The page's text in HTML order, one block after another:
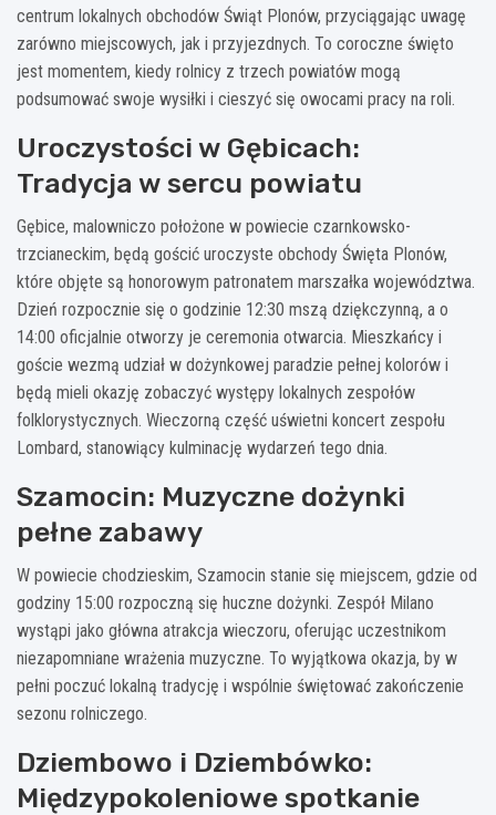
centrum lokalnych obchodów Świąt Plonów, przyciągając uwagę
zarówno miejscowych, jak i przyjezdnych. To coroczne święto
jest momentem, kiedy rolnicy z trzech powiatów mogą
podsumować swoje wysiłki i cieszyć się owocami pracy na roli.
Uroczystości w Gębicach:
Tradycja w sercu powiatu
Gębice, malowniczo położone w powiecie czarnkowsko-
trzcianeckim, będą gościć uroczyste obchody Święta Plonów,
które objęte są honorowym patronatem marszałka województwa.
Dzień rozpocznie się o godzinie 12:30 mszą dziękczynną, a o
14:00 oficjalnie otworzy je ceremonia otwarcia. Mieszkańcy i
goście wezmą udział w dożynkowej paradzie pełnej kolorów i
będą mieli okazję zobaczyć występy lokalnych zespołów
folklorystycznych. Wieczorną część uświetni koncert zespołu
Lombard, stanowiący kulminację wydarzeń tego dnia.
Szamocin: Muzyczne dożynki
pełne zabawy
W powiecie chodzieskim, Szamocin stanie się miejscem, gdzie od
godziny 15:00 rozpoczną się huczne dożynki. Zespół Milano
wystąpi jako główna atrakcja wieczoru, oferując uczestnikom
niezapomniane wrażenia muzyczne. To wyjątkowa okazja, by w
pełni poczuć lokalną tradycję i wspólnie świętować zakończenie
sezonu rolniczego.
Dziembowo i Dziembówko:
Międzypokoleniowe spotkanie